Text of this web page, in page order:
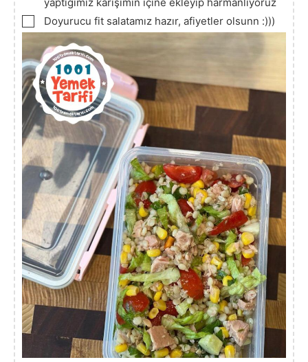
yaptığımız karışımın içine ekleyip harmanlıyoruz
▢
Doyurucu fit salatamız hazır, afiyetler olsunn :)))